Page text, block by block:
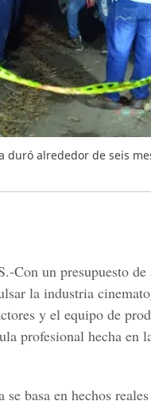
duró alrededor de seis
Con un presupuesto de
la industria
y el equipo de
profesional hecha en
basa en hechos